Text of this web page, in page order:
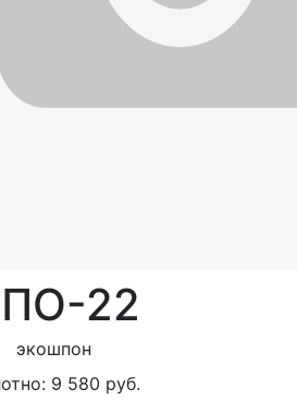
22
экошпон
9 580 руб.